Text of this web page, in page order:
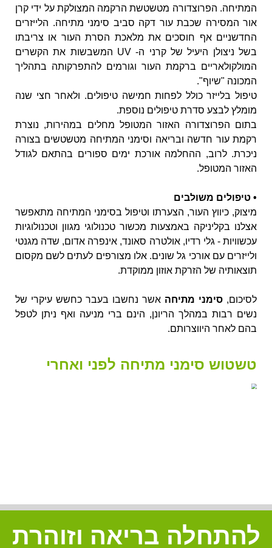
המתיחה. הפרוצדורה מטשטשת הרקמה המצולקת על ידי קרן
אור המסירה שכבת עור דקה סביב סימני מתיחה. הלייזרים
החדשניים אף חוסכים את מלאכת הסרת העור או צריבתו
בשל ניצולן היעיל של קרני ה- UV המשבשות את הקשרים
המולקולאריים ברקמת העור וגורמים להתפרקותה בתהליך
המכונה "שיוף".
טיפול בלייזר כולל לפחות חמישה טיפולים. ולאחר חצי שנה
מומלץ לבצע סדרת טיפולים נוספת.
בתום הפרוצדורה האזור המטופל מחלים במהירות, נוצרת
רקמת עור חדשה ובריאה וסימני המתיחה מטשטשים בצורה
ניכרת. לרוב, ההחלמה אורכת ימים ספורים בהתאם לגודל
האזור המטופל.
• טיפולים משולבים
מיצוק, כיווץ העור, הצערתו וטיפול בסימני המתיחה מתאפשר
אצלנו בקליניקה באמצעות מכשור טכנולוגי מגוון וטכנולוגיות
עכשוויות - גלי רדיו, אולטרה סאונד, אינפרה אדום, שדה מגנטי
ולייזרים עם אורכי גל שונים. אלו מצורפים לעתים לשם מקסום
תוצאותיה של הזרקת אוזון ממוקדת.
לסיכום, סימני מתיחה אשר נחשבו בעבר כחשש עיקרי של
נשים רבות במהלך הריונן, הינם ברי מניעה ואף ניתן לטפל
בהם לאחר היווצרותם.
טשטוש סימני מתיחה לפני ואחרי
להתחלה בריאה וזוהרת